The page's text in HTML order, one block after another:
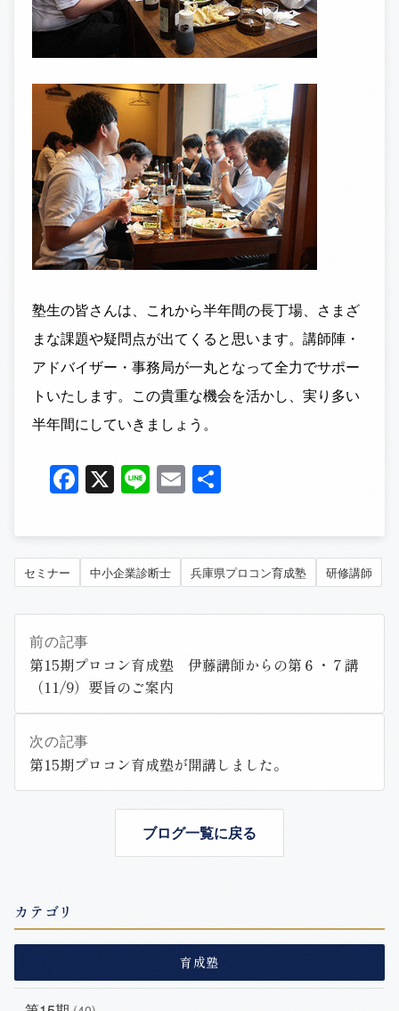
塾生の皆さんは、これから半年間の長丁場、さまざ
まな課題や疑問点が出てくると思います。講師陣・
アドバイザー・事務局が一丸となって全力でサポー
トいたします。この貴重な機会を活かし、実り多い
半年間にしていきましょう。
Facebook
X LineEmail
セミナー 中小企業診断士 兵庫県プロコン育成塾 研修講師
前の記事
第15期プロコン育成塾 伊藤講師からの第６・７講
（11/9）要旨のご案内
次の記事
第15期プロコン育成塾が開講しました。
ブログ一覧に戻る
カテゴリ
育成塾